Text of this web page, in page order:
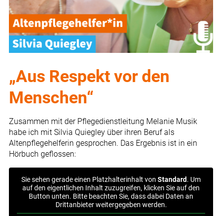
„Aus Respekt vor den
Menschen“
Zusammen mit der Pflegedienstleitung Melanie Musik
habe ich mit Silvia Quiegley über ihren Beruf als
Altenpflegehelferin gesprochen. Das Ergebnis ist in ein
Hörbuch geflossen:
Sie sehen gerade einen Platzhalterinhalt von Standard. Um
auf den eigentlichen Inhalt zuzugreifen, klicken Sie auf den
Button unten. Bitte beachten Sie, dass dabei Daten an
Drittanbieter weitergegeben werden.